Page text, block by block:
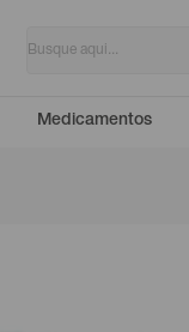
Medicamentos